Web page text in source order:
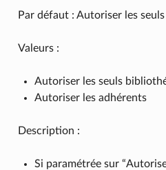
Par défaut : Autoriser les
Valeurs :
Autoriser les seuls
Autoriser les adhérents
Description :
Si paramétrée sur